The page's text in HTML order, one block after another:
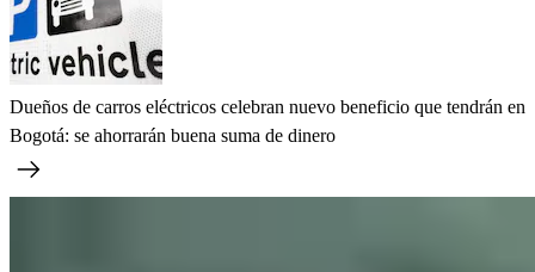
Dueños de carros eléctricos celebran nuevo beneficio que tendrán en
Bogotá: se ahorrarán buena suma de dinero